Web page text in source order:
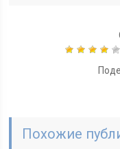
Похожие